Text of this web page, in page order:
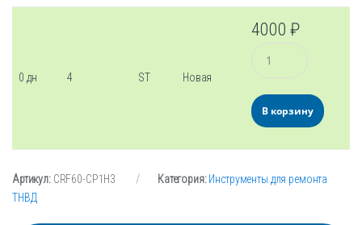
0 дн 4 ST Новая
4000₽
Количество
В корзину
Артикул: CRF60-CP1H3 Категория:Инструменты для ремонта
ТНВД